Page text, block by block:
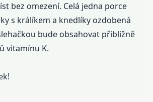
bez omezení. Celá jedna porce
s králíkem a knedlíky ozdobená
bude obsahovat přibližně
vitamínu K.